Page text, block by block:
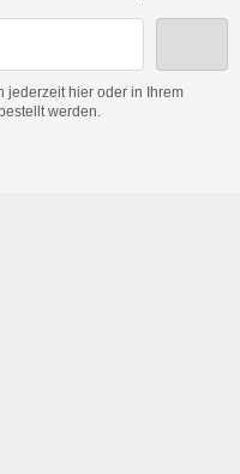
jederzeit hier oder in Ihrem
werden.